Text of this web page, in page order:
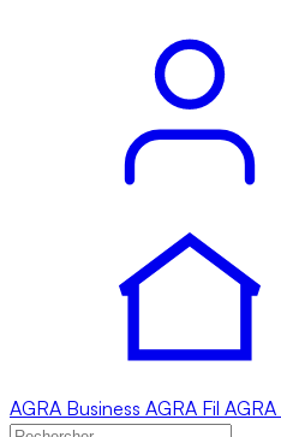
AGRA Business AGRA Fil AGRA